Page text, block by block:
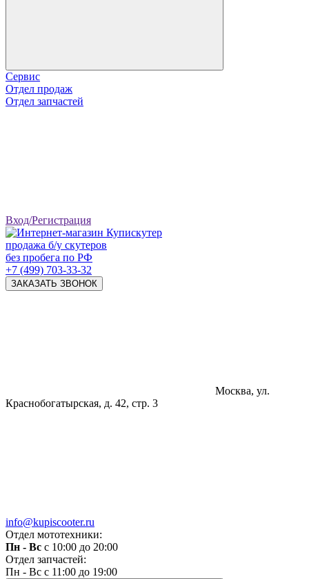
Сервис
Отдел продаж
Отдел запчастей
Вход/Регистрация
продажа б/у скутеров
без пробега по РФ
+7 (499) 703-33-32
ЗАКАЗАТЬ ЗВОНОК
Москва, ул.
Краснобогатырская, д. 42, стр. 3
info@kupiscooter.ru
Отдел мототехники:
Пн - Вс с 10:00 до 20:00
Отдел запчастей:
Пн - Вс с 11:00 до 19:00